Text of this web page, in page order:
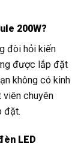
200W?
đòi hỏi kiến
được lắp đặt
không có kinh
viên chuyên
đặt.
LED